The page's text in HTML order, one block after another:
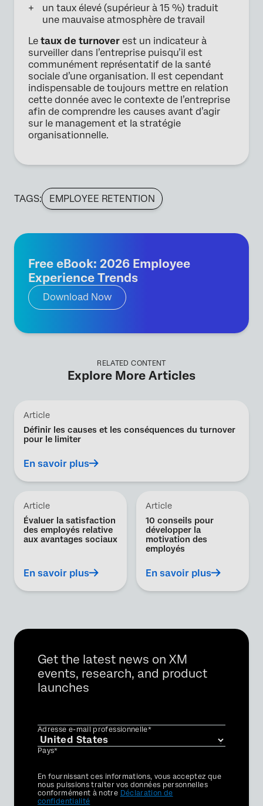
un taux élevé (supérieur à 15 %) traduit
une mauvaise atmosphère de travail
Le taux de turnover est un indicateur à
surveiller dans l’entreprise puisqu’il est
communément représentatif de la santé
sociale d’une organisation. Il est cependant
indispensable de toujours mettre en relation
cette donnée avec le contexte de l’entreprise
afin de comprendre les causes avant d’agir
sur le management et la stratégie
organisationnelle.
TAGS: EMPLOYEE RETENTION
Free eBook: 2026 Employee
Experience Trends
Download Now
RELATED CONTENT
Explore More Articles
Article
Définir les causes et les conséquences du turnover
pour le limiter
En savoir plus
Article
Évaluer la satisfaction
des employés relative
aux avantages sociaux
En savoir plus
Article
10 conseils pour
développer la
motivation des
employés
En savoir plus
Get the latest news on XM
events, research, and product
launches
Adresse e-mail professionnelle*
Pays*
Privacy
Optin
En fournissant ces informations, vous acceptez que
nous puissions traiter vos données personnelles
conformément à notre Déclaration de
confidentialité